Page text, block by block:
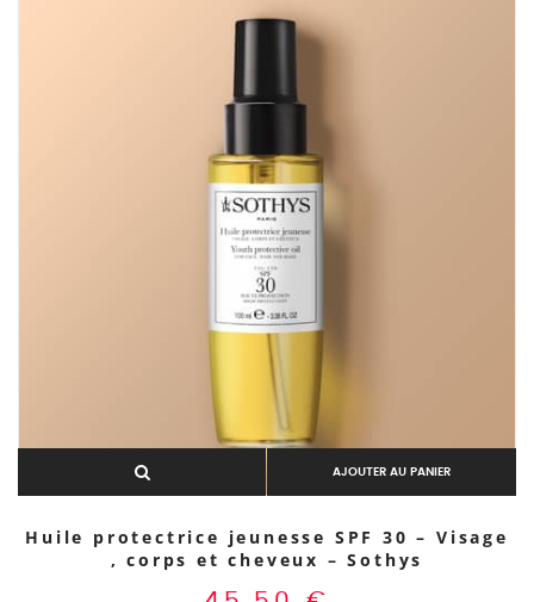
AJOUTER AU PANIER
Huile protectrice jeunesse SPF 30 – Visage
, corps et cheveux – Sothys